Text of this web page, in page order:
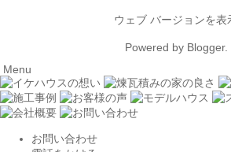
ウェブ バージョンを表
Powered by Blogger.
Menu
お問い合わせ